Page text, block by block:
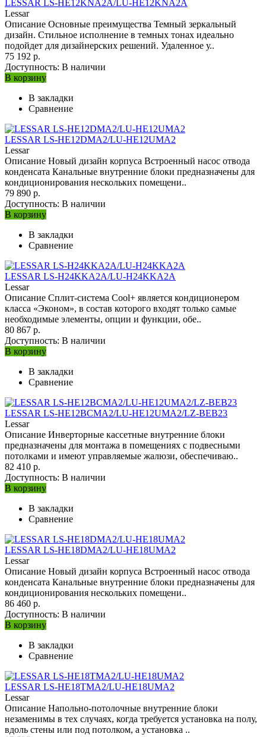
LESSAR LS-HE12KNA2A/LU-HE12KNA2A
Lessar
Описание Основные преимущества Темный зеркальный
дизайн. Стильное исполнение в темных тонах идеально
подойдет для дизайнерских решений. Удаленное у..
75 192 р.
Доступность: В наличии
В корзину
В закладки
Сравнение
LESSAR LS-HE12DMA2/LU-HE12UMA2
Lessar
Описание Новый дизайн корпуса Встроенный насос отвода
конденсата Канальные внутренние блоки предназначены для
кондиционирования нескольких помещени..
79 890 р.
Доступность: В наличии
В корзину
В закладки
Сравнение
LESSAR LS-H24KKA2A/LU-H24KKA2A
Lessar
Описание Сплит-система Cool+ является кондиционером
класса «Эконом», в состав которого входят только самые
необходимые элементы, опции и функции, обе..
80 867 р.
Доступность: В наличии
В корзину
В закладки
Сравнение
LESSAR LS-HE12BCMA2/LU-HE12UMA2/LZ-BEB23
Lessar
Описание Инверторные кассетные внутренние блоки
предназначены для монтажа в помещениях с подвесными
потолками и имеют управляемые жалюзи, обеспечиваю..
82 410 р.
Доступность: В наличии
В корзину
В закладки
Сравнение
LESSAR LS-HE18DMA2/LU-HE18UMA2
Lessar
Описание Новый дизайн корпуса Встроенный насос отвода
конденсата Канальные внутренние блоки предназначены для
кондиционирования нескольких помещени..
86 460 р.
Доступность: В наличии
В корзину
В закладки
Сравнение
LESSAR LS-HE18TMA2/LU-HE18UMA2
Lessar
Описание Напольно-потолочные внутренние блоки
незаменимы в тех случаях, когда требуется установка на полу,
вдоль стены или под потолком, а установка ..